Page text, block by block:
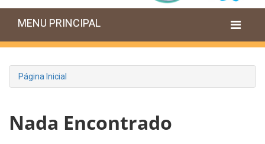
MENU PRINCIPAL
Página Inicial
Nada Encontrado